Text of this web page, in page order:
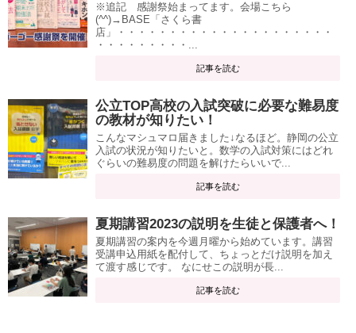
※追記 感謝祭始まってます。会場こちら
(^^)→BASE「さくら書
店」・・・・・・・・・・・・・・・・・・・・・
・・・・・・・・・...
記事を読む
公立TOP高校の入試突破に必要な難易度
の教材が知りたい！
こんなマシュマロ届きました↓なるほど。静岡の公立
入試の状況が知りたいと。数学の入試対策にはどれ
ぐらいの難易度の問題を解けたらいいで...
記事を読む
夏期講習2023の説明を生徒と保護者へ！
夏期講習の案内を今週月曜から始めています。講習
受講申込用紙を配付して、ちょっとだけ説明を加え
て渡す感じです。 なにせこの説明が長...
記事を読む